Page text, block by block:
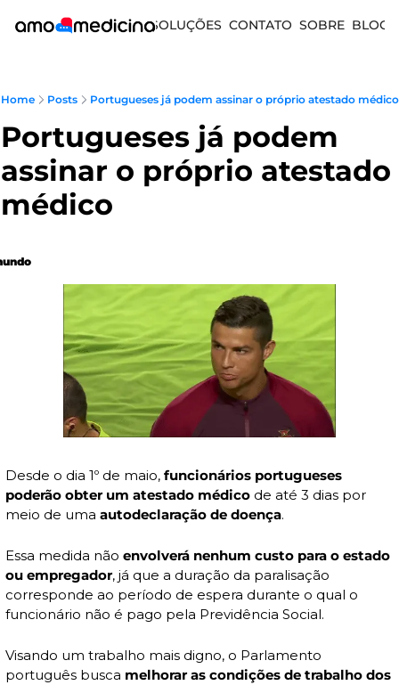
SOLUÇÕES CONTATO SOBRE BLOG
Home Posts Portugueses já podem assinar o próprio atestado médico
Portugueses já podem
assinar o próprio atestado
médico
Desde o dia 1º de maio, funcionários portugueses
poderão obter um atestado médico de até 3 dias por
meio de uma autodeclaração de doença.
Essa medida não envolverá nenhum custo para o estado
ou empregador, já que a duração da paralisação
corresponde ao período de espera durante o qual o
funcionário não é pago pela Previdência Social.
Visando um trabalho mais digno, o Parlamento
português busca melhorar as condições de trabalho dos